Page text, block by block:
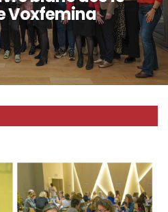
Voxfemina